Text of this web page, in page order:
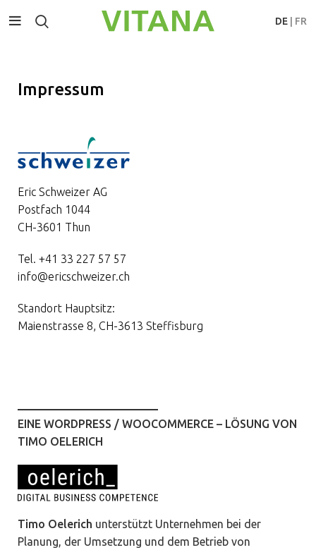
DE| FR
Impressum
Eric Schweizer AG
Postfach 1044
CH-3601 Thun
Tel. +41 33 227 57 57
info@ericschweizer.ch
Standort Hauptsitz:
Maienstrasse 8, CH-3613 Steffisburg
EINE WORDPRESS / WOOCOMMERCE – LÖSUNG VON
TIMO OELERICH
Timo Oelerich unterstützt Unternehmen bei der
Planung, der Umsetzung und dem Betrieb von